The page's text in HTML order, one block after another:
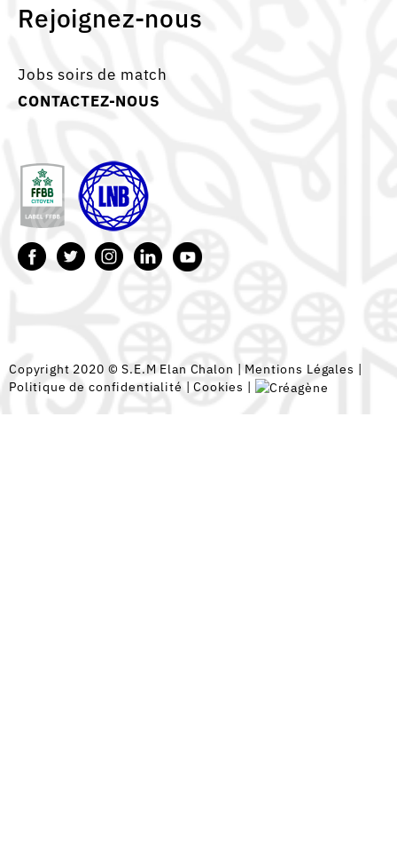
Rejoignez-nous
Jobs soirs de match
CONTACTEZ-NOUS
Copyright 2020 © S.E.M Elan Chalon | Mentions Légales |
Politique de confidentialité |Cookies |